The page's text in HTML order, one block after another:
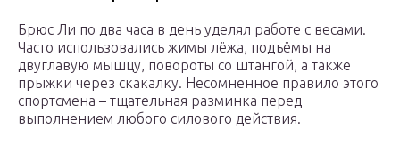
Брюс Ли по два часа в день уделял работе с весами.
Часто использовались жимы лёжа, подъёмы на
двуглавую мышцу, повороты со штангой, а также
прыжки через скакалку. Несомненное правило этого
спортсмена – тщательная разминка перед
выполнением любого силового действия.